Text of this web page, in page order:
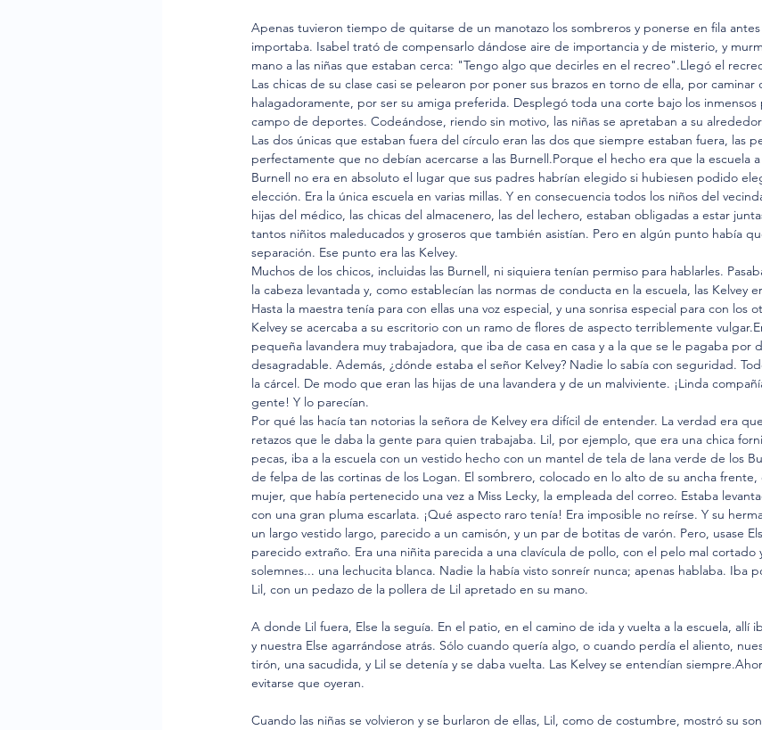
Apenas tuvieron tiempo de quitarse de un manotazo los sombreros y ponerse en fila
importaba. Isabel trató de compensarlo dándose aire de importancia y de misterio, y
mano a las niñas que estaban cerca: "Tengo algo que decirles en el recreo".Llegó el
Las chicas de su clase casi se pelearon por poner sus brazos en torno de ella, por caminar
halagadoramente, por ser su amiga preferida. Desplegó toda una corte bajo los inmensos
campo de deportes. Codeándose, riendo sin motivo, las niñas se apretaban a su
Las dos únicas que estaban fuera del círculo eran las dos que siempre estaban fuera, las
perfectamente que no debían acercarse a las Burnell.Porque el hecho era que la escuela
Burnell no era en absoluto el lugar que sus padres habrían elegido si hubiesen podido
elección. Era la única escuela en varias millas. Y en consecuencia todos los niños del
hijas del médico, las chicas del almacenero, las del lechero, estaban obligadas a estar
tantos niñitos maleducados y groseros que también asistían. Pero en algún punto había
separación. Ese punto era las Kelvey.
Muchos de los chicos, incluidas las Burnell, ni siquiera tenían permiso para hablarles.
la cabeza levantada y, como establecían las normas de conducta en la escuela, las Kelvey
Hasta la maestra tenía para con ellas una voz especial, y una sonrisa especial para con los
Kelvey se acercaba a su escritorio con un ramo de flores de aspecto terriblemente
pequeña lavandera muy trabajadora, que iba de casa en casa y a la que se le pagaba por
desagradable. Además, ¿dónde estaba el señor Kelvey? Nadie lo sabía con seguridad.
la cárcel. De modo que eran las hijas de una lavandera y de un malviviente. ¡Linda
gente! Y lo parecían.
Por qué las hacía tan notorias la señora de Kelvey era difícil de entender. La verdad era
retazos que le daba la gente para quien trabajaba. Lil, por ejemplo, que era una chica
pecas, iba a la escuela con un vestido hecho con un mantel de tela de lana verde de los
de felpa de las cortinas de los Logan. El sombrero, colocado en lo alto de su ancha
mujer, que había pertenecido una vez a Miss Lecky, la empleada del correo. Estaba
con una gran pluma escarlata. ¡Qué aspecto raro tenía! Era imposible no reírse. Y su
un largo vestido largo, parecido a un camisón, y un par de botitas de varón. Pero, usase
parecido extraño. Era una niñita parecida a una clavícula de pollo, con el pelo mal cortado
solemnes... una lechucita blanca. Nadie la había visto sonreír nunca; apenas hablaba. Iba
Lil, con un pedazo de la pollera de Lil apretado en su mano.
A donde Lil fuera, Else la seguía. En el patio, en el camino de ida y vuelta a la escuela, allí
y nuestra Else agarrándose atrás. Sólo cuando quería algo, o cuando perdía el aliento,
tirón, una sacudida, y Lil se detenía y se daba vuelta. Las Kelvey se entendían
evitarse que oyeran.
Cuando las niñas se volvieron y se burlaron de ellas, Lil, como de costumbre, mostró su